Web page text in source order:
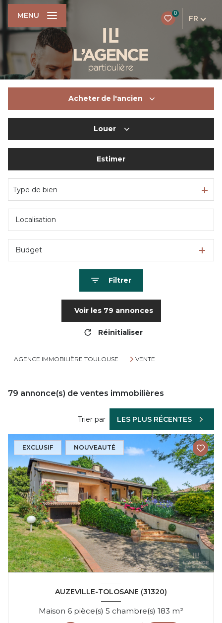
0
FR
MENU
Acheter de l'ancien
Du neuf
Louer
De l'immo pro
Estimer
Type de bien
Budget
Filtrer
Voir les 79 annonces
Réinitialiser
AGENCE IMMOBILIÈRE TOULOUSE VENTE
79 annonce(s) de ventes immobilières
Trier par LES PLUS RÉCENTES
EXCLUSIF NOUVEAUTÉ
AUZEVILLE-TOLOSANE (31320)
Maison 6 pièce(s) 5 chambre(s) 183 m²